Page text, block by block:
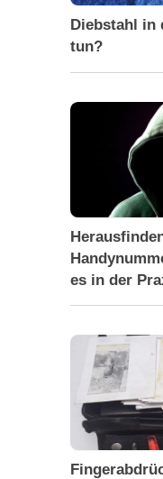
Diebstahl in
tun?
es in der